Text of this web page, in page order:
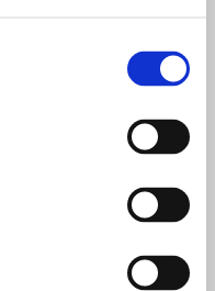
in whose
Lord, dwelt in
made war
the Silmarils, the
of Valinor.
recenzii